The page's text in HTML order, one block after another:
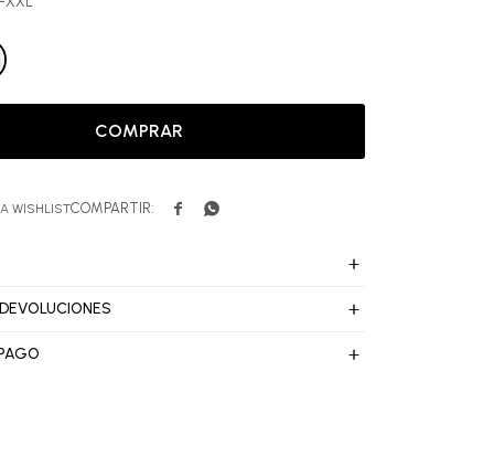
COMPRAR
 